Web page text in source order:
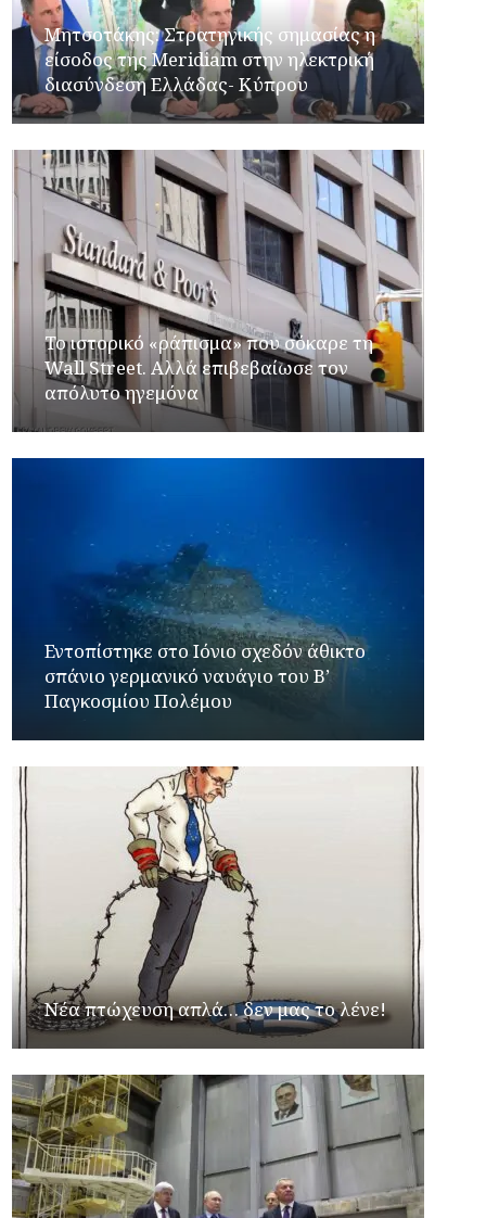
Μητσοτάκης: Στρατηγικής σημασίας η
είσοδος της Meridiam στην ηλεκτρική
διασύνδεση Ελλάδας- Κύπρου
Το ιστορικό «ράπισμα» που σόκαρε τη
Wall Street. Aλλά επιβεβαίωσε τον
απόλυτο ηγεμόνα
Εντοπίστηκε στο Ιόνιο σχεδόν άθικτο
σπάνιο γερμανικό ναυάγιο του Β’
Παγκοσμίου Πολέμου
Νέα πτώχευση απλά… δεν μας το λένε!